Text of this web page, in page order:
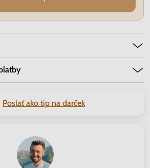
Poslať ako tip na darček